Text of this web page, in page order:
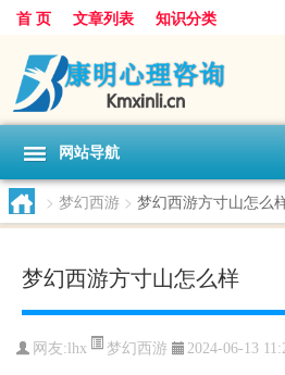
首 页 文章列表 知识分类
网站导航
> 梦幻西游 > 梦幻西游方寸山怎么
梦幻西游方寸山怎么样
网友: lhx 梦幻西游 2024-06-13